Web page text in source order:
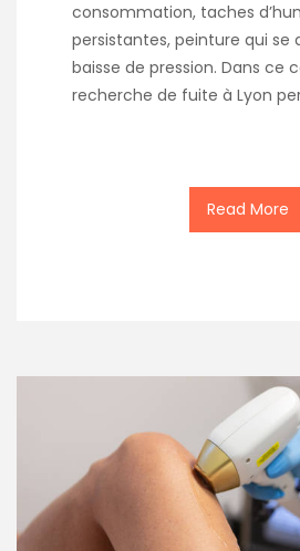
consommation, taches
persistantes, peinture qui se
baisse de pression. Dans ce
recherche de fuite à Lyon
Read More